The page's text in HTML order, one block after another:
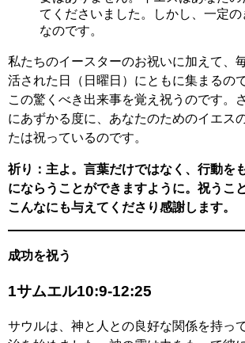
てくださいました。しかし、一定
なのです。
私たちのイースターのお祝いに加えて、
活された日（日曜日）にともに集まるの
この驚くべき出来事を覚え祝うのです。
にあずかる度に、あなたのためのイエス
たは祝っているのです。
祈り：主よ。言葉だけではなく、行動を
にならうことができますように。祝うこ
こんなにも与えてくださり感謝します。
成功を祝う
1サムエル10:9-12:25
サウルは、神と人との良好な関係を持っ